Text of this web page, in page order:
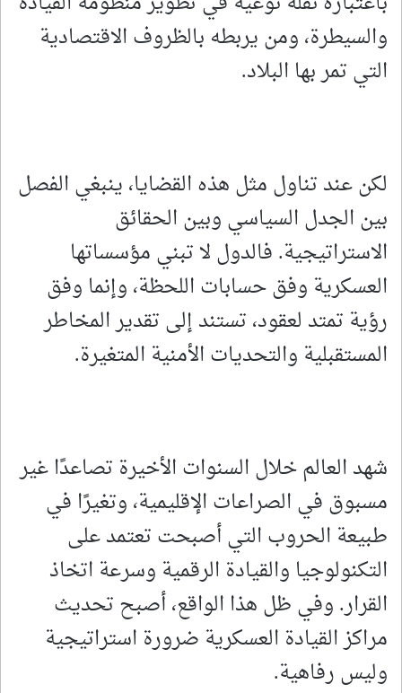
والسيطرة، ومن يربطه بالظروف الاقتصادية
التي تمر بها البلاد.
لكن عند تناول مثل هذه القضايا، ينبغي الفصل
بين الجدل السياسي وبين الحقائق
الاستراتيجية. فالدول لا تبني مؤسساتها
العسكرية وفق حسابات اللحظة، وإنما وفق
رؤية تمتد لعقود، تستند إلى تقدير المخاطر
المستقبلية والتحديات الأمنية المتغيرة.
شهد العالم خلال السنوات الأخيرة تصاعدًا غير
مسبوق في الصراعات الإقليمية، وتغيرًا في
طبيعة الحروب التي أصبحت تعتمد على
التكنولوجيا والقيادة الرقمية وسرعة اتخاذ
القرار. وفي ظل هذا الواقع، أصبح تحديث
مراكز القيادة العسكرية ضرورة استراتيجية
وليس رفاهية.